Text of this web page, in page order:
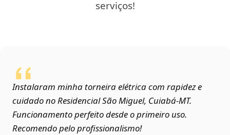
serviços!
Instalaram minha torneira elétrica com rapidez e
cuidado no Residencial São Miguel, Cuiabá‑MT.
Funcionamento perfeito desde o primeiro uso.
Recomendo pelo profissionalismo!